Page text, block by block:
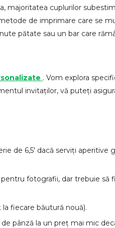
majoritatea cuplurilor
de imprimare care se
pătate sau un bar care
. Vom explora
invitaților, vă puteți
de 6,5' dacă serviți aperitive
fotografii, dar trebuie să
fiecare băutură nouă).
de pânză la un preț mai mic